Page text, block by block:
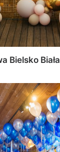
Bielsko Biała